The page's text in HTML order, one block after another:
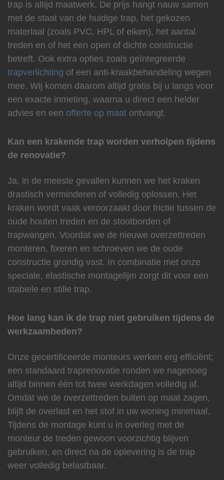
trap is altijd maatwerk. De prijs hangt nauw samen
met de staat van de huidige trap, het gekozen
materiaal (zoals PVC, HPL of eiken), het aantal
treden en of het een open of dichte constructie
betreft. Ook extra opties zoals geïntegreerde
trapverlichting of een anti-kraakbehandeling wegen
mee. Wij komen daarom altijd gratis bij u langs voor
een exacte inmeting, waarna u direct een helder
advies en een offerte op maat ontvangt.
Kan een krakende trap worden verholpen tijdens
de renovatie?
Ja, in de meeste gevallen kunnen we het kraken
drastisch verminderen of volledig oplossen. Het
kraken wordt vaak veroorzaakt door frictie tussen de
oude houten treden en de stootborden of
trapwangen. Voordat we de nieuwe overzettreden
monteren, fixeren en schroeven we de oude
constructie grondig vast. In combinatie met onze
speciale, elastische montagelijm zorgt dit voor een
stabiele en stille trap.
Hoe lang kan ik de trap niet gebruiken tijdens de
werkzaamheden?
Onze gecertificeerde monteurs werken erg efficiënt;
een standaard traprenovatie ronden we nagenoeg
altijd binnen één tot twee werkdagen volledig af.
Omdat we de overzettreden buiten op maat zagen,
blijft de overlast en het stof in uw woning minimaal.
Tijdens de montage kunt u in overleg met de
monteur de treden gewoon voorzichtig blijven
gebruiken, en direct na de oplevering is de trap
weer volledig belastbaar.